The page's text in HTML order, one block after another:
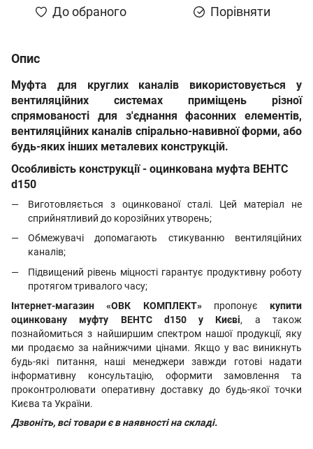
До обраного Порівняти
Опис
Муфта для круглих каналів використовується у
вентиляційних системах приміщень різної
спрямованості для з'єднання фасонних елементів,
вентиляційних каналів спірально-навивної форми, або
будь-яких інших металевих конструкцій.
Особливість конструкції - оцинкована муфта ВЕНТС
d150
Виготовляється з оцинкованої сталі. Цей матеріал не
сприйнятливий до корозійних утворень;
Обмежувачі допомагають стикуванню вентиляційних
каналів;
Підвищений рівень міцності гарантує продуктивну роботу
протягом тривалого часу;
Інтернет-магазин «ОВК КОМПЛЕКТ»пропонує купити
оцинковану муфту ВЕНТС d150 у Києві, а також
познайомиться з найширшим спектром нашої продукції, яку
ми продаємо за найнижчими цінами. Якщо у вас виникнуть
будь-які питання, наші менеджери завжди готові надати
інформативну консультацію, оформити замовлення та
проконтролювати оперативну доставку до будь-якої точки
Києва та України.
Дзвоніть, всі товари є в наявності на складі.